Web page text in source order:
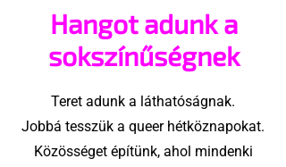
Hangot adunk a
sokszínűségnek
Teret adunk a láthatóságnak.
Jobbá tesszük a queer hétköznapokat.
Közösséget építünk, ahol mindenki